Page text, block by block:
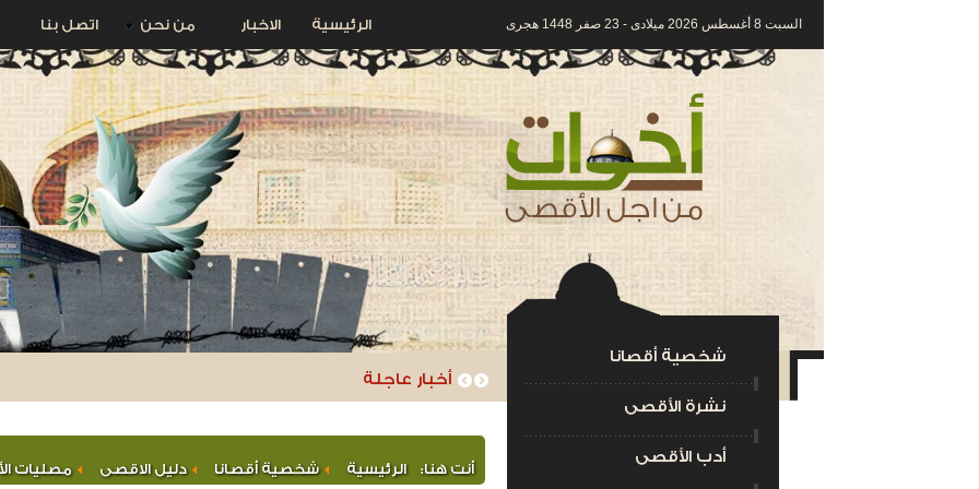
السبت 8 أغسطس 2026 ميلادى - 23 صفر 1448 هجرى الرئيسية الاخبار من نحن اتصل بنا
أخبار عاجلة
شخصية أقصانا
نشرة الأقصى
أدب الأقصى
أنت هنا: الرئيسية شخصية أقصانا دليل الاقصى مصليات